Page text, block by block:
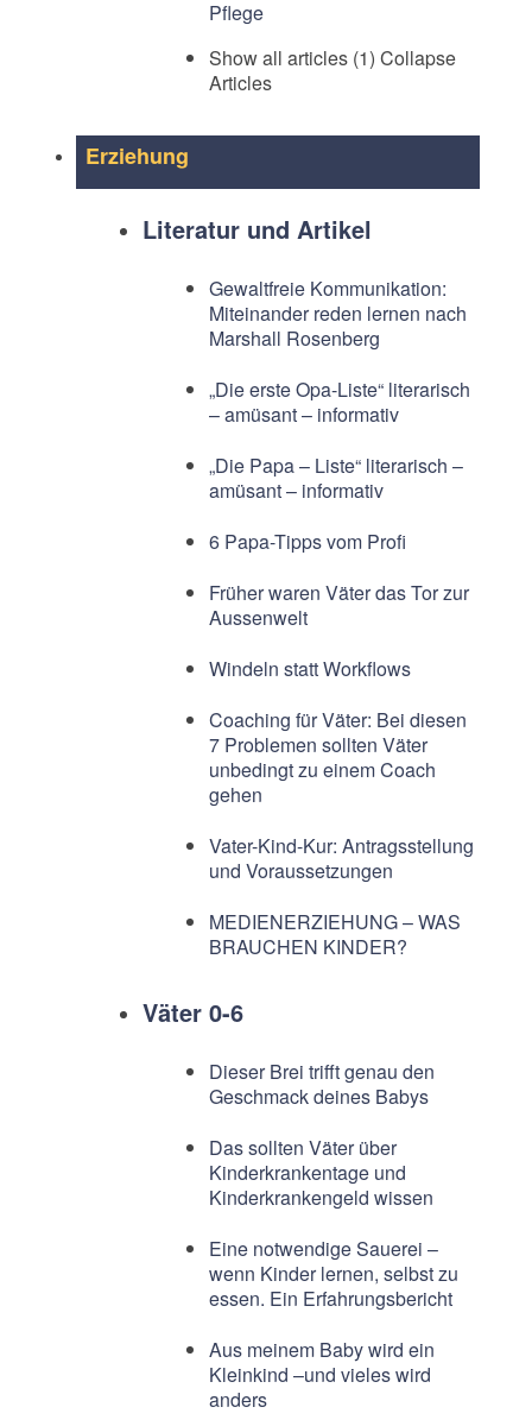
Pflege
Show all articles (1) Collapse
Articles
Erziehung
Literatur und Artikel
Gewaltfreie Kommunikation:
Miteinander reden lernen nach
Marshall Rosenberg
„Die erste Opa-Liste“ literarisch
– amüsant – informativ
„Die Papa – Liste“ literarisch –
amüsant – informativ
6 Papa-Tipps vom Profi
Früher waren Väter das Tor zur
Aussenwelt
Windeln statt Workflows
Coaching für Väter: Bei diesen
7 Problemen sollten Väter
unbedingt zu einem Coach
gehen
Vater-Kind-Kur: Antragsstellung
und Voraussetzungen
MEDIENERZIEHUNG – WAS
BRAUCHEN KINDER?
Väter 0-6
Dieser Brei trifft genau den
Geschmack deines Babys
Das sollten Väter über
Kinderkrankentage und
Kinderkrankengeld wissen
Eine notwendige Sauerei –
wenn Kinder lernen, selbst zu
essen. Ein Erfahrungsbericht
Aus meinem Baby wird ein
Kleinkind –und vieles wird
anders